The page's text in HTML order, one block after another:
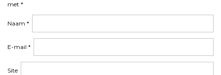
met *
Naam *
E-mail *
Site